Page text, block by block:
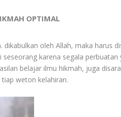
OPTIMAL
oleh Allah, maka harus
karena segala
belajar ilmu hikmah, juga
weton kelahiran.